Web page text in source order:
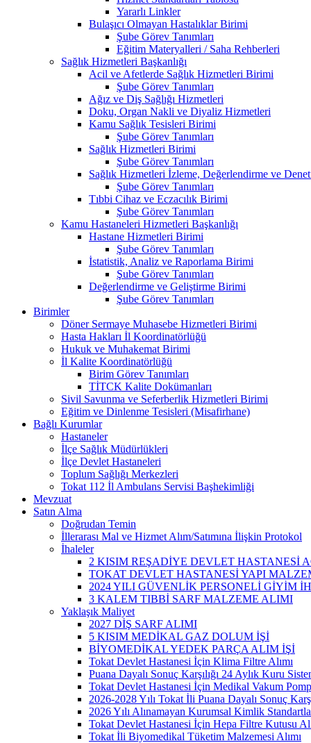
Yararlı Linkler
Bulaşıcı Olmayan Hastalıklar Birimi
Şube Görev Tanımları
Eğitim Materyalleri / Saha Rehberleri
Sağlık Hizmetleri Başkanlığı
Acil ve Afetlerde Sağlık Hizmetleri Birimi
Şube Görev Tanımları
Ağız ve Diş Sağlığı Hizmetleri
Doku, Organ Nakli ve Diyaliz Hizmetleri
Kamu Sağlık Tesisleri Birimi
Şube Görev Tanımları
Sağlık Hizmetleri Birimi
Şube Görev Tanımları
Sağlık Hizmetleri İzleme, Değerlendirme ve
Şube Görev Tanımları
Tıbbi Cihaz ve Eczacılık Birimi
Şube Görev Tanımları
Kamu Hastaneleri Hizmetleri Başkanlığı
Hastane Hizmetleri Birimi
Şube Görev Tanımları
İstatistik, Analiz ve Raporlama Birimi
Şube Görev Tanımları
Değerlendirme ve Geliştirme Birimi
Şube Görev Tanımları
Birimler
Döner Sermaye Muhasebe Hizmetleri Birimi
Hasta Hakları İl Koordinatörlüğü
Hukuk ve Muhakemat Birimi
İl Kalite Koordinatörlüğü
Birim Görev Tanımları
TİTCK Kalite Dokümanları
Sivil Savunma ve Seferberlik Hizmetleri Birimi
Eğitim ve Dinlenme Tesisleri (Misafirhane)
Bağlı Kurumlar
Hastaneler
İlçe Sağlık Müdürlükleri
İlçe Devlet Hastaneleri
Toplum Sağlığı Merkezleri
Tokat 112 İl Ambulans Servisi Başhekimliği
Mevzuat
Satın Alma
Doğrudan Temin
İllerarası Mal ve Hizmet Alım/Satımına İlişkin Protokol
İhaleler
2 KISIM REŞADİYE DEVLET HASTANESİ
TOKAT DEVLET HASTANESİ YAPI
2024 YILI GÜVENLİK PERSONELİ GİYİM
3 KALEM TIBBİ SARF MALZEME ALIMI
Yaklaşık Maliyet
2027 DİŞ SARF ALIMI
5 KISIM MEDİKAL GAZ DOLUM İŞİ
BİYOMEDİKAL YEDEK PARÇA ALIM İŞİ
Tokat Devlet Hastanesi İçin Klima Filtre Alımı
Puana Dayalı Sonuç Karşılığı 24 Aylık Kuru
Tokat Devlet Hastanesi İçin Medikal Vakum
2026-2028 Yılı Tokat İli Puana Dayalı Sonuç
2026 Yılı Alınamayan Kurumsal Kimlik
Tokat Devlet Hastanesi İçin Hepa Filtre Kutusu
Tokat İli Biyomedikal Tüketim Malzemesi Alımı